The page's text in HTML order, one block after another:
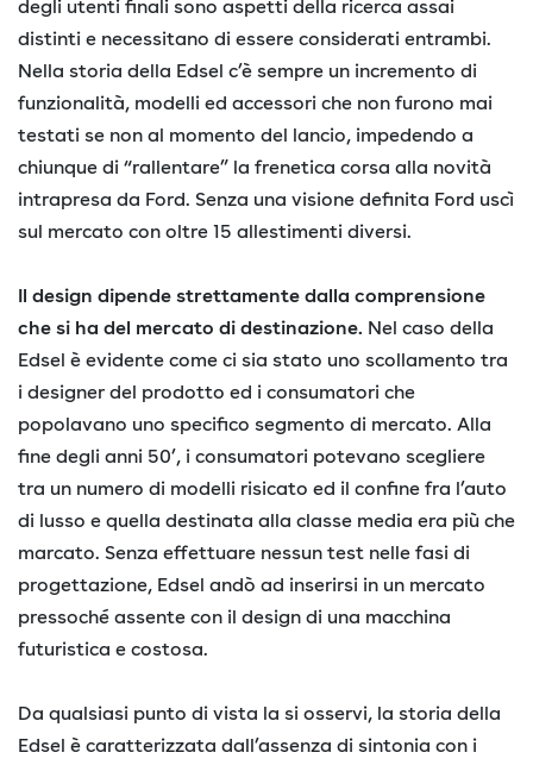
degli utenti finali sono aspetti della ricerca assai
distinti e necessitano di essere considerati entrambi.
Nella storia della Edsel c’è sempre un incremento di
funzionalità, modelli ed accessori che non furono mai
testati se non al momento del lancio, impedendo a
chiunque di “rallentare” la frenetica corsa alla novità
intrapresa da Ford. Senza una visione definita Ford uscì
sul mercato con oltre 15 allestimenti diversi.
Il design dipende strettamente dalla comprensione
che si ha del mercato di destinazione. Nel caso della
Edsel è evidente come ci sia stato uno scollamento tra
i designer del prodotto ed i consumatori che
popolavano uno specifico segmento di mercato. Alla
fine degli anni 50’, i consumatori potevano scegliere
tra un numero di modelli risicato ed il confine fra l’auto
di lusso e quella destinata alla classe media era più che
marcato. Senza effettuare nessun test nelle fasi di
progettazione, Edsel andò ad inserirsi in un mercato
pressoché assente con il design di una macchina
futuristica e costosa.
Da qualsiasi punto di vista la si osservi, la storia della
Edsel è caratterizzata dall’assenza di sintonia con i